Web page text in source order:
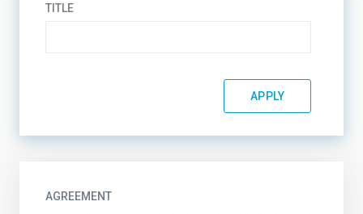
TITLE
AGREEMENT